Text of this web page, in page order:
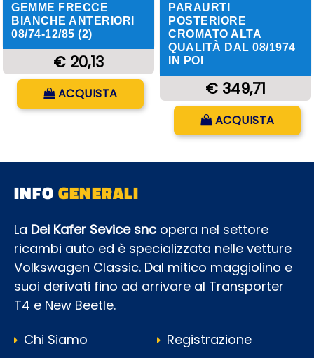
GEMME FRECCE
BIANCHE ANTERIORI
08/74-12/85 (2)
€ 20,13
ACQUISTA
PARAURTI
POSTERIORE
CROMATO ALTA
QUALITÀ DAL 08/1974
IN POI
€ 349,71
ACQUISTA
INFOGENERALI
La Dei Kafer Sevice snc opera nel settore
ricambi auto ed è specializzata nelle vetture
Volkswagen Classic. Dal mitico maggiolino e
suoi derivati fino ad arrivare al Transporter
T4 e New Beetle.
Chi Siamo
Registrazione